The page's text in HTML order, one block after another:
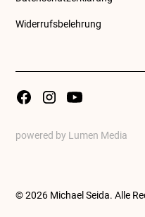
Widerrufsbelehrung
©2026 Michael Seida. Alle
powered by Lumen Media